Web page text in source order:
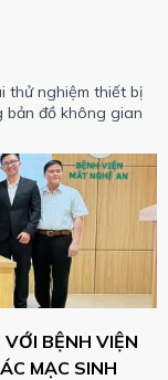
thử nghiệm thiết bị
bản đồ không gian
BỆNH VIỆN
MẠC SINH